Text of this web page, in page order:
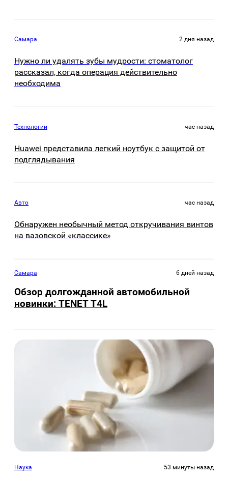
Самара 2 дня назад
Нужно ли удалять зубы мудрости: стоматолог
рассказал, когда операция действительно
необходима
Технологии час назад
Huawei представила легкий ноутбук с защитой от
подглядывания
Авто час назад
Обнаружен необычный метод откручивания винтов
на вазовской «классике»
Самара 6 дней назад
Обзор долгожданной автомобильной
новинки: TENET Т4L
Наука 53 минуты назад